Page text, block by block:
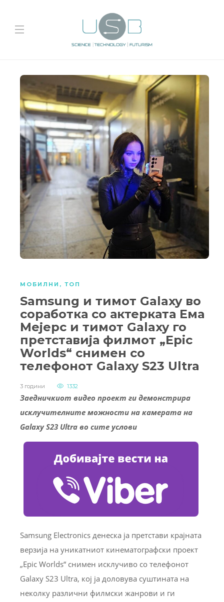
МОБИЛНИ , ТОП
Samsung и тимот Galaxy во
соработка со актерката Ема
Мејерс и тимот Galaxy го
претставија филмот „Epic
Worlds“ снимен со
телефонот Galaxy S23 Ultra
3 години 1332
Заедничкиот видео проект ги демонстрира
исклучителните можности на камерата на
Galaxy S23 Ultra во сите услови
Samsung Electronics денеска ја претстави крајната
верзија на уникатниот кинематографски проект
„Epic Worlds“ снимен исклучиво со телефонот
Galaxy S23 Ultra, кој ја доловува суштината на
неколку различни филмски жанрови и ги